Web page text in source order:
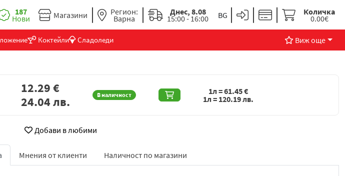
187
Нови Магазини Регион:
Варна
Днес, 8.08
15:00 - 16:00
Количка
0.00€
Коктейли Сладоледи Виж още
В наличност
12.29€
24.04лв.
1л =61.45€
1л = 120.19лв.
Добави в любими
Мнения от клиенти Наличност по магазини